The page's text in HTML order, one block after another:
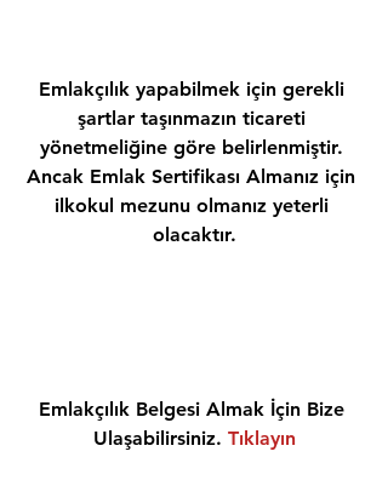
Emlakçılık yapabilmek için gerekli
şartlar taşınmazın ticareti
yönetmeliğine göre belirlenmiştir.
Ancak Emlak Sertifikası Almanız için
ilkokul mezunu olmanız yeterli
olacaktır.
Emlakçılık Belgesi Almak İçin Bize
Ulaşabilirsiniz. Tıklayın